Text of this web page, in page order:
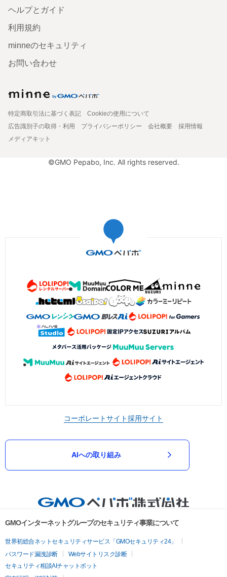
ヘルプとガイド
利用規約
minneのセキュリティ
お問い合わせ
特定商取引法に基づく表記
Cookieの使用について
広告識別子の取得・利用
プライバシーポリシー 会社概要
採用情報
メディアキット
©GMO Pepabo, Inc. All rights reserved.
コーポレートサイト採用サイト
AIへの取り組み
GMOインターネットグループのセキュリティ事業について
世界初総合ネットセキュリティサービス「GMOセキュリティ24」
パスワード漏洩診断
Webサイトリスク診断
セキュリティ相談AIチャットボット